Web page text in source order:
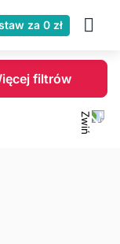
za 0 zł
filtrów